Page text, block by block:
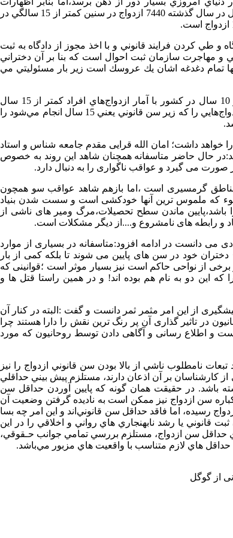
مديركل آمار، اطلاعات جمعيتي و مهاجرت سازمان ثبت احوال در سال گذشته 7440 ازدواج در سنين كمتر از 15 سالگي در
به دادگاه و طي كردن فرايند قانوني و با اخذ مجوز از دادگاه به ثبت
و مهاجرت سازمان ثبت احوال است كه بنا بر آن دختراني
تمام دغدغه اشان يك عروسك است زير بار مسئوليتي مي
علي اكبر محزون ، با بيان اينكه آمار ازدواج‌هاي كودكان زير 10 سال در كشور با آمار ازدواج‌هاي افراد كمتر از 15 سال
تجميع شده است، اظهار كرد: سازمان ثبت احوال تنها آمار ازدواج‌هايي را كه زير سن قانوني يعني 15 سال انجام مي‌شود را
با يك زندگي را خواهد داشت؛ امان الله قرایی مقدم جامعه شناس و استاد
حال حاضر متاسفانه همچنان شاهد این روند به خصوص
صورت می گیرد و عواقب ناگواری را به دنبال دارد.
گرمسیری است ،اما بازهم شاهد عواقب سو همچون
سوء که ملموس ترین آنها خودکشی است و سست شدن بنیاد
باشد،پایین ماندن سطح تحصیلات،مرگ ومیر های ناشی از
می دانست در ادامه افزود:متاسفانه در بسیاری از موارد
خود در سن های پایین می شوند تا بلکه کمی از بار
برخی از نواحی حاکم است نیز بسیار موثر است ؛قوانینی که
این دو به نام هم بوده اند! و در همین راستا قتل ها و
از این امر مثمر ثمر دانست و گفت :البته در کنار آن
در تاثیر گذاری آن پر رنگ ترین نقش را دارا هستند چرا
است و اطلاع رسانی و آگاهی دادن توسط روحانیون که مورد
نامطلوب ناشي از بالا بودن سن قانوني ازدواج را نيز
کارشناسان بر آن اذعان دارند، مستلزم پيش­ بيني حداقلي
باشد. در حقيقت همان­ گونه که پايين آوردن حداقل سن
سن ازدواج نيز ممکن است به ناديده گرفتن وضعيت آن
رسيده، اما فاقد حداقل سن قانوني‌اند و اين امر چه بسا
قانوني يا رشد نابهنجاري­ هاي رواني و اخلاقي را در اين
حداقل سن ازدواج، مستلزم بررسي تمامي جوانب حـقوقي،
حداقل­ هاي لازم متناسب با واقعيت­ هاي مزبور مي‌باشد.
از گوگل